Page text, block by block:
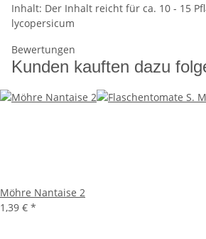
Inhalt: Der Inhalt reicht für ca. 10 - 15
lycopersicum
Bewertungen
Kunden kauften dazu
Möhre Nantaise 2
1,39 € *